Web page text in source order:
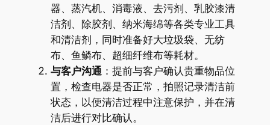
器、蒸汽机、消毒液、去污剂、乳胶漆清
洁剂、除胶剂、纳米海绵等各类专业工具
和清洁剂，同时准备好大垃圾袋、无纺
布、鱼鳞布、超细纤维布等耗材。
与客户沟通：提前与客户确认贵重物品位
置，检查电器是否正常，拍照记录清洁前
状态，以便清洁过程中注意保护，并在清
洁后进行对比确认。